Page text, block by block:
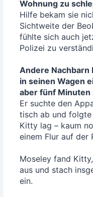
Woh­nung zu
Hil­fe bekam sie
Sicht­wei­te der
fühl­te sich auch
Poli­zei zu
Ande­re Nach­barn
in sei­nen Wagen
aber fünf
Er such­te den
tisch ab und folg­te
Kit­ty lag – kaum
einem Flur auf der
Mose­ley fand
aus und stach
ein.